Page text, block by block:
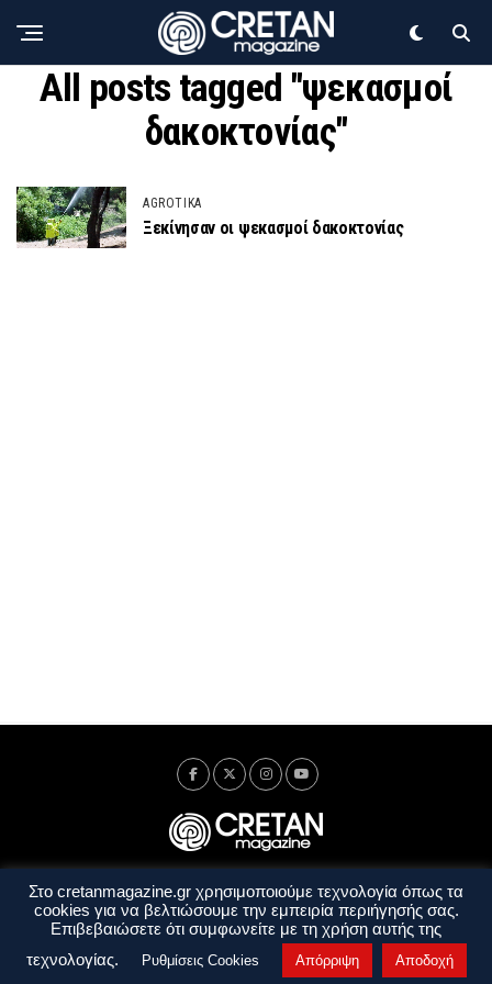
All posts tagged "ψεκασμοί
δακοκτονίας"
AGROTIKA
Ξεκίνησαν οι ψεκασμοί δακοκτονίας
Ταυτότητα Πολιτική Απορρήτου
Όροι Χρήσης
Όροι και Προϋποθέσεις
Στο cretanmagazine.gr χρησιμοποιούμε τεχνολογία όπως τα
cookies για να βελτιώσουμε την εμπειρία περιήγησής σας.
Επιβεβαιώσετε ότι συμφωνείτε με τη χρήση αυτής της
τεχνολογίας.
Ρυθμίσεις Cookies Απόρριψη Αποδοχή